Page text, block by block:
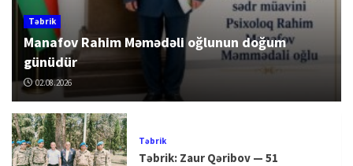
Təbrik
Manafov Rahim Məmədəli oğlunun doğum
günüdür
02.08.2026
Təbrik
Təbrik: Zaur Qəribov — 51